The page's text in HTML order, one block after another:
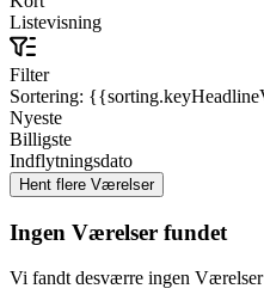
Listevisning
Filter
Sortering:
Nyeste
Billigste
Indflytningsdato
Ingen Værelser fundet
Vi fandt desværre ingen